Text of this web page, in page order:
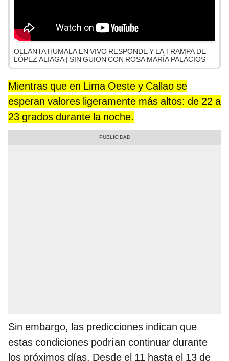
OLLANTA HUMALA EN VIVO RESPONDE Y LA TRAMPA DE
LÓPEZ ALIAGA | SIN GUION CON ROSA MARÍA PALACIOS
Mientras que en Lima Oeste y Callao se
esperan valores ligeramente más altos: de 22 a
23 grados durante la noche.
Sin embargo, las predicciones indican que
estas condiciones podrían continuar durante
los próximos días. Desde el 11 hasta el 13 de